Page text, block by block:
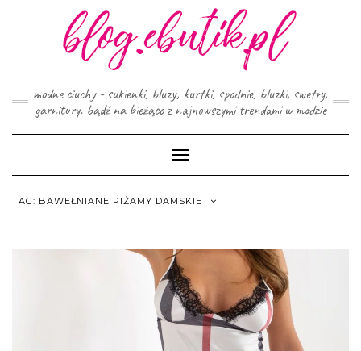
modne ciuchy - sukienki, bluzy, kurtki, spodnie, bluzki, swetry,
garnitury. bądź na bieżąco z najnowszymi trendami w modzie
Toggle
Navigation
TAG: BAWEŁNIANE PIŻAMY DAMSKIE